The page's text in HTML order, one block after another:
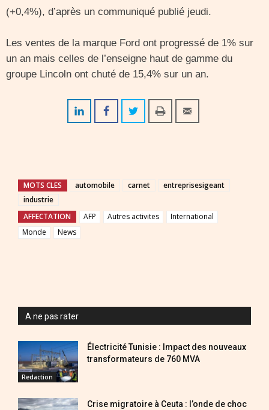
(+0,4%), d’après un communiqué publié jeudi.
Les ventes de la marque Ford ont progressé de 1% sur
un an mais celles de l’enseigne haut de gamme du
groupe Lincoln ont chuté de 15,4% sur un an.
MOTS CLES automobile carnet
entreprisesigeant
industrie
AFFECTATION
AFP Autres activites
International
Monde
News
A ne pas rater
Redaction
Électricité Tunisie : Impact des nouveaux
transformateurs de 760 MVA
Crise migratoire à Ceuta : l’onde de choc